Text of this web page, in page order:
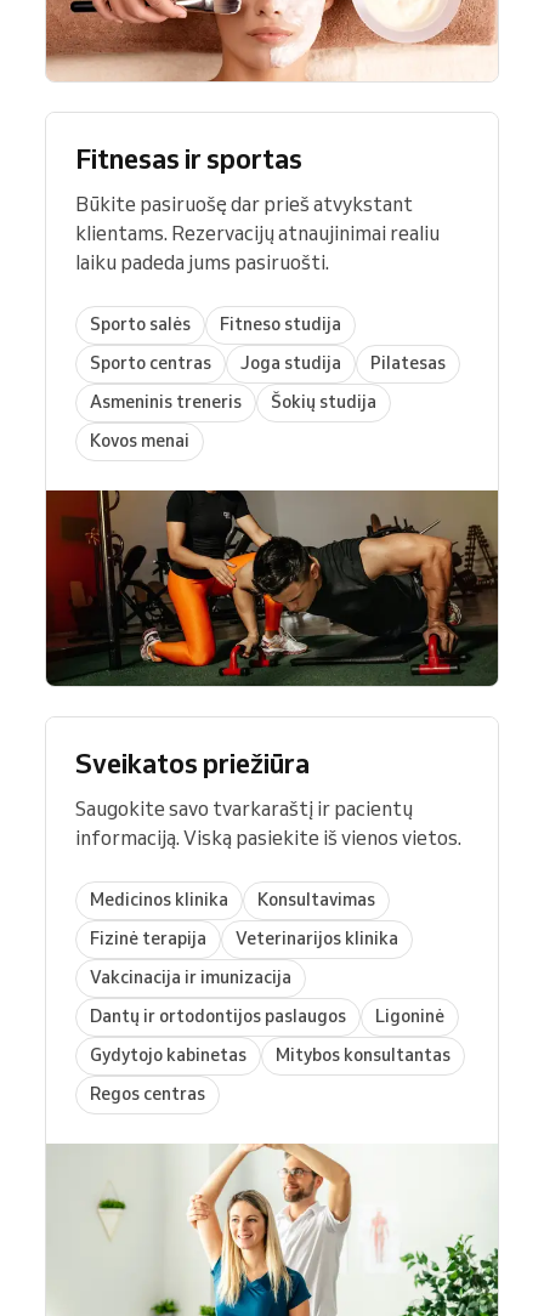
Fitnesas ir sportas
Būkite pasiruošę dar prieš atvykstant
klientams. Rezervacijų atnaujinimai realiu
laiku padeda jums pasiruošti.
Sporto salės
Fitneso studija
Sporto centras
Joga studija
Pilatesas
Asmeninis treneris
Šokių studija
Kovos menai
Sveikatos priežiūra
Saugokite savo tvarkaraštį ir pacientų
informaciją. Viską pasiekite iš vienos vietos.
Medicinos klinika
Konsultavimas
Fizinė terapija
Veterinarijos klinika
Vakcinacija ir imunizacija
Dantų ir ortodontijos paslaugos
Ligoninė
Gydytojo kabinetas
Mitybos konsultantas
Regos centras